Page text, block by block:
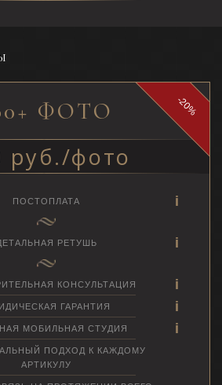
-20%
ФОТО
руб./фото
ПОСТОПЛАТА
РЕТУШЬ
КОНСУЛЬТАЦИЯ
ГАРАНТИЯ
МОБИЛЬНАЯ СТУДИЯ
ПОДХОД К КАЖДОМУ
АРТИКУЛУ